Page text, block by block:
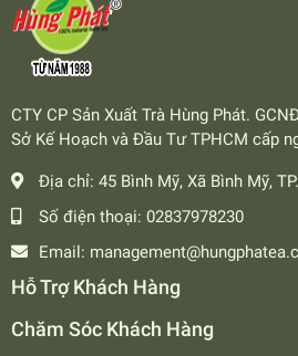
CTY CP Sản Xuất Trà Hùng Phát.
Sở Kế Hoạch và Đầu Tư TPHCM cấp
Địa chỉ: 45 Bình Mỹ, Xã Bình Mỹ,
Số điện thoại: 02837978230
Email:
Hỗ Trợ Khách Hàng
Chăm Sóc Khách Hàng